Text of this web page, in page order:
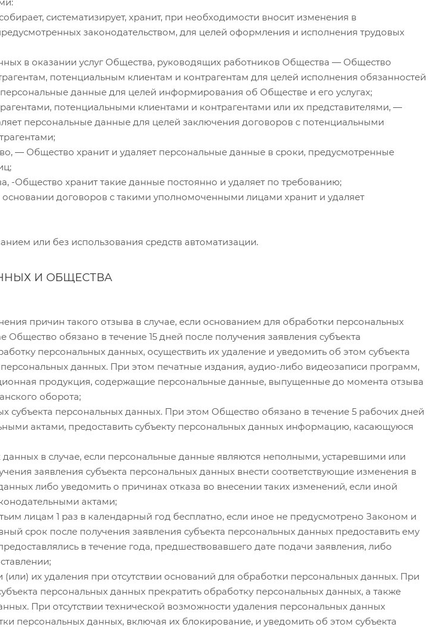
систематизирует, хранит, при необходимости вносит изменения в
законодательством, для целей оформления и исполнения трудовых
в оказании услуг Общества, руководящих работников Общества — Общество
потенциальным клиентам и контрагентам для целей исполнения обязанностей
данные для целей информирования об Обществе и его услугах;
потенциальными клиентами и контрагентами или их представителями, —
персональные данные для целей заключения договоров с потенциальными
— Общество хранит и удаляет персональные данные в сроки, предусмотренные
-Общество хранит такие данные постоянно и удаляет по требованию;
договоров с такими уполномоченными лицами хранит и удаляет
или без использования средств автоматизации.
И ОБЩЕСТВА
причин такого отзыва в случае, если основанием для обработки персональных
обязано в течение 15 дней после получения заявления субъекта
персональных данных, осуществить их удаление и уведомить об этом субъекта
данных. При этом печатные издания, аудио-либо видеозаписи программ,
продукция, содержащие персональные данные, выпущенные до момента отзыва
оборота;
персональных данных. При этом Общество обязано в течение 5 рабочих дней
актами, предоставить субъекту персональных данных информацию, касающуюся
в случае, если персональные данные являются неполными, устаревшими или
заявления субъекта персональных данных внести соответствующие изменения в
либо уведомить о причинах отказа во внесении таких изменений, если иной
актами;
лицам 1 раз в календарный год бесплатно, если иное не предусмотрено Законом и
срок после получения заявления субъекта персональных данных предоставить ему
в течение года, предшествовавшего дате подачи заявления, либо
их удаления при отсутствии оснований для обработки персональных данных. При
персональных данных прекратить обработку персональных данных, а также
При отсутствии технической возможности удаления персональных данных
данных, включая их блокирование, и уведомить об этом субъекта